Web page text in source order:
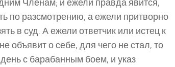
Членам; и ежели правда явится,
по разсмотрению, а ежели притворно
в суд. А ежели ответчик или истец к
объявит о себе, для чего не стал, то
с барабанным боем, и указ